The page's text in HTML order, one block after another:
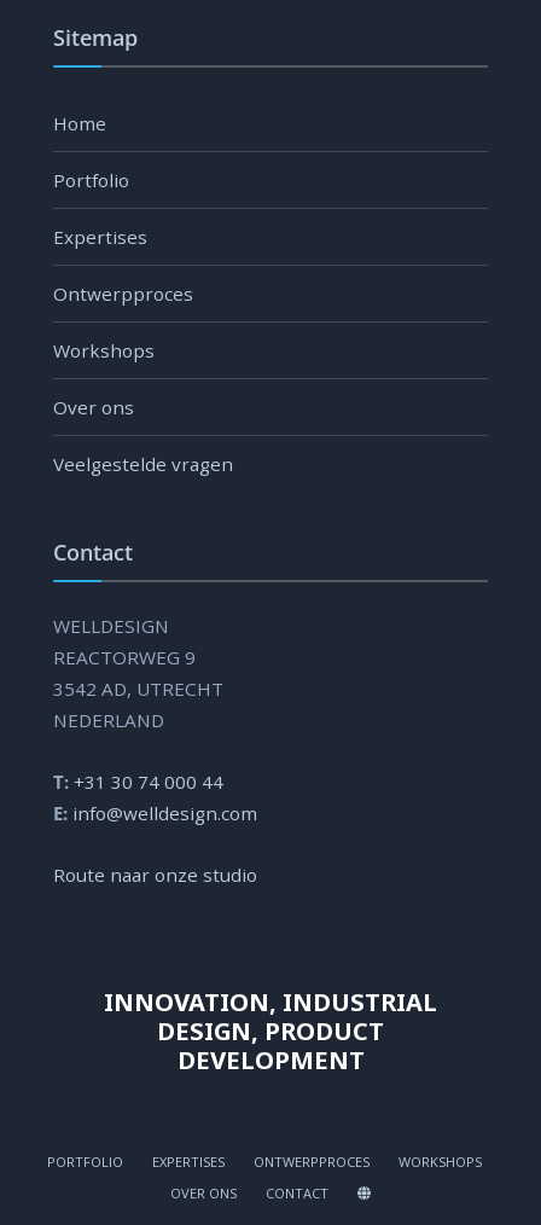
Sitemap
Home
Portfolio
Expertises
Ontwerpproces
Workshops
Over ons
Veelgestelde vragen
Contact
WELLDESIGN
REACTORWEG 9
3542 AD, UTRECHT
NEDERLAND
T: +31 30 74 000 44
E: info@welldesign.com
Route naar onze studio
INNOVATION, INDUSTRIAL
DESIGN, PRODUCT
DEVELOPMENT
PORTFOLIO EXPERTISES ONTWERPPROCES
WORKSHOPS
OVER ONS
CONTACT